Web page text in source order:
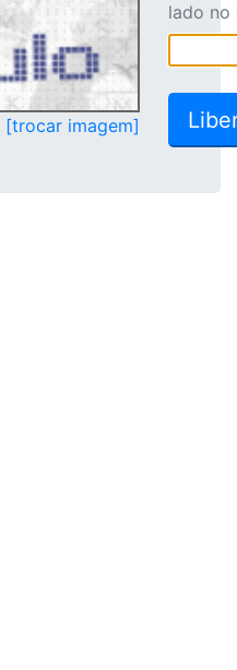
[trocar imagem]
lado no